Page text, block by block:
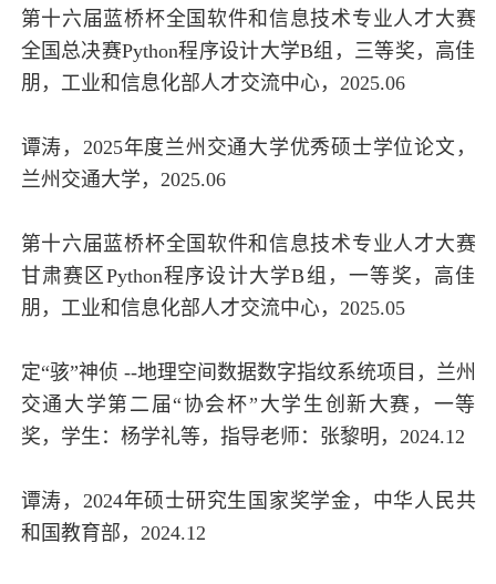
第十六届蓝桥杯全国软件和信息技术专业人才大赛
全国总决赛Python程序设计大学B组，三等奖，高佳
朋，工业和信息化部人才交流中心，2025.06
谭涛，2025年度兰州交通大学优秀硕士学位论文，
兰州交通大学，2025.06
第十六届蓝桥杯全国软件和信息技术专业人才大赛
甘肃赛区Python程序设计大学B组，一等奖，高佳
朋，工业和信息化部人才交流中心，2025.05
定“骇”神侦 --地理空间数据数字指纹系统项目，兰州
交通大学第二届“协会杯”大学生创新大赛，一等
奖，学生：杨学礼等，指导老师：张黎明，2024.12
谭涛，2024年硕士研究生国家奖学金，中华人民共
和国教育部，2024.12